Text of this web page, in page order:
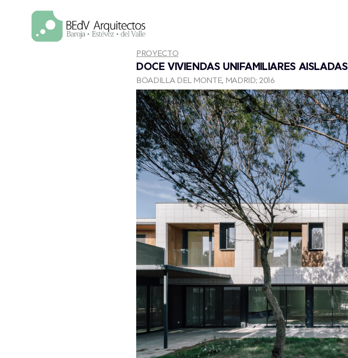
contenido
PROYECTO
DOCE VIVIENDAS UNIFAMILIARES AISLADAS
BOADILLA DEL MONTE, MADRID; 2016